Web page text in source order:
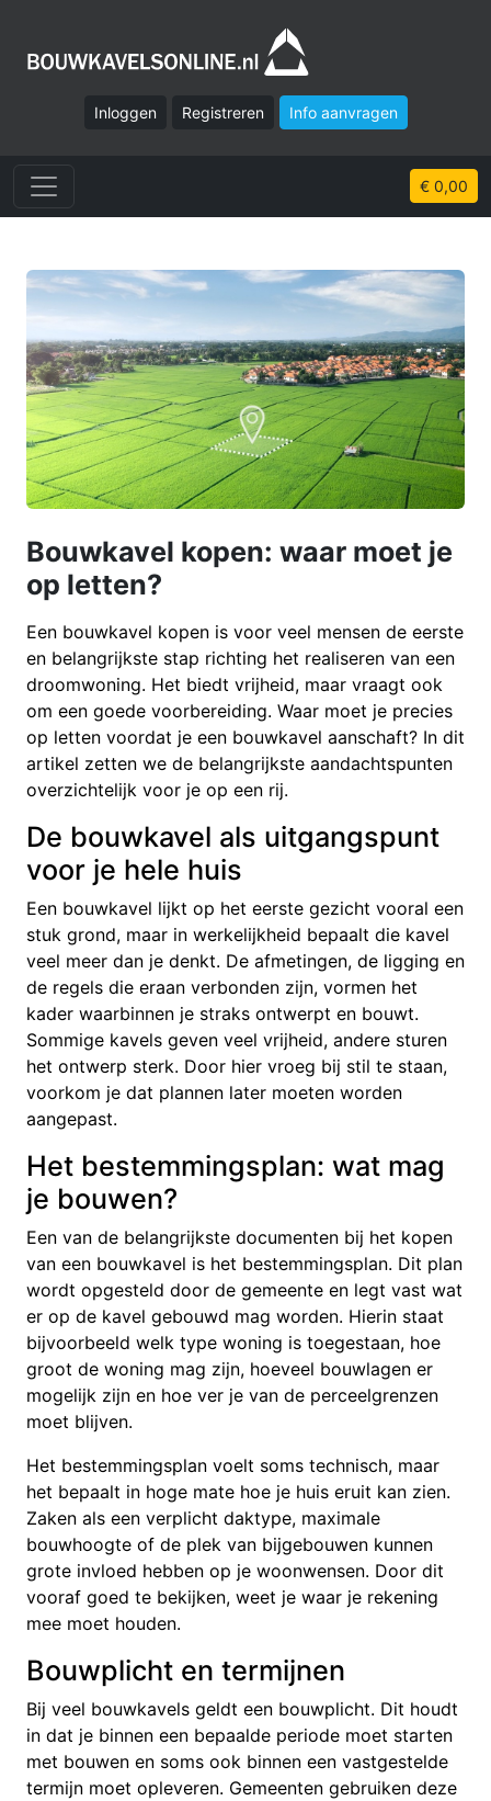
Inloggen Registreren Info aanvragen
€ 0,00
Bouwkavel kopen: waar moet je
op letten?
Een bouwkavel kopen is voor veel mensen de eerste
en belangrijkste stap richting het realiseren van een
droomwoning. Het biedt vrijheid, maar vraagt ook
om een goede voorbereiding. Waar moet je precies
op letten voordat je een bouwkavel aanschaft? In dit
artikel zetten we de belangrijkste aandachtspunten
overzichtelijk voor je op een rij.
De bouwkavel als uitgangspunt
voor je hele huis
Een bouwkavel lijkt op het eerste gezicht vooral een
stuk grond, maar in werkelijkheid bepaalt die kavel
veel meer dan je denkt. De afmetingen, de ligging en
de regels die eraan verbonden zijn, vormen het
kader waarbinnen je straks ontwerpt en bouwt.
Sommige kavels geven veel vrijheid, andere sturen
het ontwerp sterk. Door hier vroeg bij stil te staan,
voorkom je dat plannen later moeten worden
aangepast.
Het bestemmingsplan: wat mag
je bouwen?
Een van de belangrijkste documenten bij het kopen
van een bouwkavel is het bestemmingsplan. Dit plan
wordt opgesteld door de gemeente en legt vast wat
er op de kavel gebouwd mag worden. Hierin staat
bijvoorbeeld welk type woning is toegestaan, hoe
groot de woning mag zijn, hoeveel bouwlagen er
mogelijk zijn en hoe ver je van de perceelgrenzen
moet blijven.
Het bestemmingsplan voelt soms technisch, maar
het bepaalt in hoge mate hoe je huis eruit kan zien.
Zaken als een verplicht daktype, maximale
bouwhoogte of de plek van bijgebouwen kunnen
grote invloed hebben op je woonwensen. Door dit
vooraf goed te bekijken, weet je waar je rekening
mee moet houden.
Bouwplicht en termijnen
Bij veel bouwkavels geldt een bouwplicht. Dit houdt
in dat je binnen een bepaalde periode moet starten
met bouwen en soms ook binnen een vastgestelde
termijn moet opleveren. Gemeenten gebruiken deze